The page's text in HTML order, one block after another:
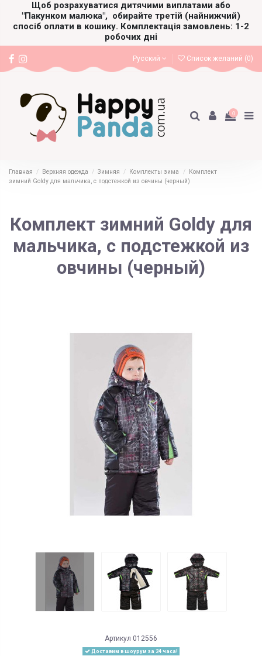
Щоб розрахуватися дитячими виплатами або
"Пакунком малюка", обирайте третій (найнижчий)
спосіб оплати в кошику. Комплектація замовлень: 1-2
робочих дні
Русский Список желаний (0)
0
Главная Верхняя одежда Зимняя Комплекты зима
Комплект
зимний Goldy для мальчика, с подстежкой из овчины (черный)
Комплект зимний Goldy для
мальчика, с подстежкой из
овчины (черный)
Артикул 012556
Доставим в шоурум за 24 часа!